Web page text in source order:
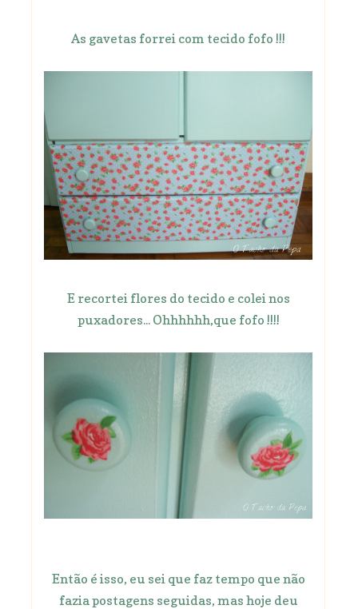
As gavetas forrei com tecido fofo !!!
E recortei flores do tecido e colei nos
puxadores... Ohhhhhh,que fofo !!!!
Então é isso, eu sei que faz tempo que não
fazia postagens seguidas, mas hoje deu